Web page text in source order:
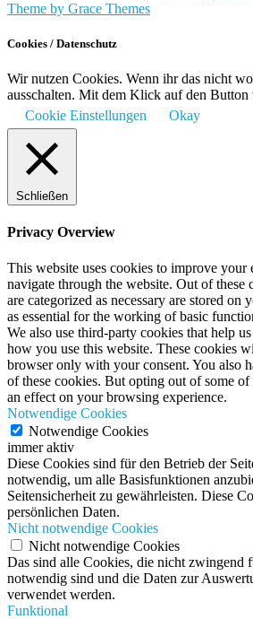
Theme by Grace Themes
Cookies / Datenschutz
Wir nutzen Cookies. Wenn ihr das nicht
ausschalten. Mit dem Klick auf den Button
Cookie Einstellungen
Okay
Schließen
Privacy Overview
This website uses cookies to improve your
navigate through the website. Out of these
are categorized as necessary are stored on
as essential for the working of basic
We also use third-party cookies that help
how you use this website. These cookies
browser only with your consent. You also
of these cookies. But opting out of some of
an effect on your browsing experience.
Notwendige Cookies
Notwendige Cookies
immer aktiv
Diese Cookies sind für den Betrieb der
notwendig, um alle Basisfunktionen
Seitensicherheit zu gewährleisten. Diese
persönlichen Daten.
Nicht notwendige Cookies
Nicht notwendige Cookies
Das sind alle Cookies, die nicht zwingend
notwendig sind und die Daten zur
verwendet werden.
Funktional